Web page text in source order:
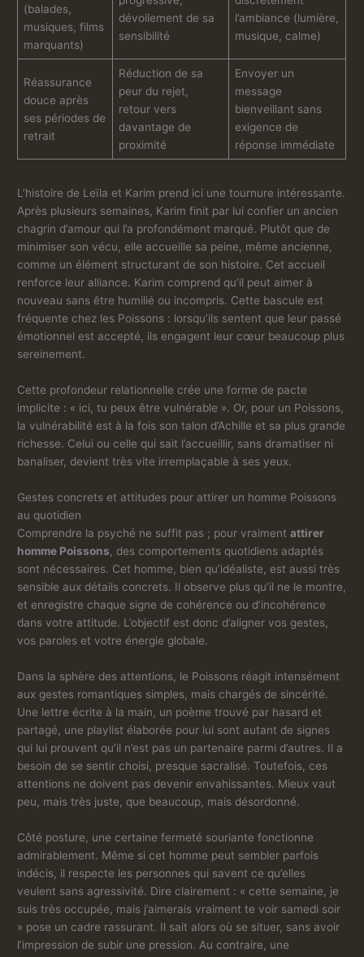
(balades,
musiques, films
marquants)
dévoilement de sa
sensibilité
l’ambiance (lumière,
musique, calme)
Réassurance
douce après
ses périodes de
retrait
Réduction de sa
peur du rejet,
retour vers
davantage de
proximité
Envoyer un
message
bienveillant sans
exigence de
réponse immédiate
L’histoire de Leïla et Karim prend ici une tournure intéressante.
Après plusieurs semaines, Karim finit par lui confier un ancien
chagrin d’amour qui l’a profondément marqué. Plutôt que de
minimiser son vécu, elle accueille sa peine, même ancienne,
comme un élément structurant de son histoire. Cet accueil
renforce leur alliance. Karim comprend qu’il peut aimer à
nouveau sans être humilié ou incompris. Cette bascule est
fréquente chez les Poissons : lorsqu’ils sentent que leur passé
émotionnel est accepté, ils engagent leur cœur beaucoup plus
sereinement.
Cette profondeur relationnelle crée une forme de pacte
implicite : « ici, tu peux être vulnérable ». Or, pour un Poissons,
la vulnérabilité est à la fois son talon d’Achille et sa plus grande
richesse. Celui ou celle qui sait l’accueillir, sans dramatiser ni
banaliser, devient très vite irremplaçable à ses yeux.
Gestes concrets et attitudes pour attirer un homme Poissons
au quotidien
Comprendre la psyché ne suffit pas ; pour vraimentattirer
homme Poissons , des comportements quotidiens adaptés
sont nécessaires. Cet homme, bien qu’idéaliste, est aussi très
sensible aux détails concrets. Il observe plus qu’il ne le montre,
et enregistre chaque signe de cohérence ou d’incohérence
dans votre attitude. L’objectif est donc d’aligner vos gestes,
vos paroles et votre énergie globale.
Dans la sphère des attentions, le Poissons réagit intensément
aux gestes romantiques simples, mais chargés de sincérité.
Une lettre écrite à la main, un poème trouvé par hasard et
partagé, une playlist élaborée pour lui sont autant de signes
qui lui prouvent qu’il n’est pas un partenaire parmi d’autres. Il a
besoin de se sentir choisi, presque sacralisé. Toutefois, ces
attentions ne doivent pas devenir envahissantes. Mieux vaut
peu, mais très juste, que beaucoup, mais désordonné.
Côté posture, une certaine fermeté souriante fonctionne
admirablement. Même si cet homme peut sembler parfois
indécis, il respecte les personnes qui savent ce qu’elles
veulent sans agressivité. Dire clairement : « cette semaine, je
suis très occupée, mais j’aimerais vraiment te voir samedi soir
» pose un cadre rassurant. Il sait alors où se situer, sans avoir
l’impression de subir une pression. Au contraire, une